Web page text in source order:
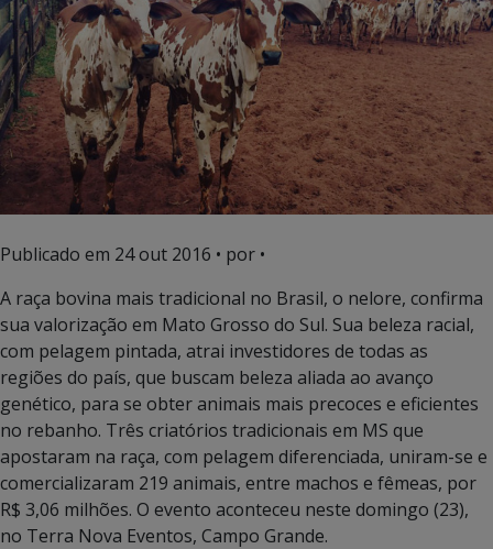
Publicado em 24 out 2016 • por •
A raça bovina mais tradicional no Brasil, o nelore, confirma
sua valorização em Mato Grosso do Sul. Sua beleza racial,
com pelagem pintada, atrai investidores de todas as
regiões do país, que buscam beleza aliada ao avanço
genético, para se obter animais mais precoces e eficientes
no rebanho. Três criatórios tradicionais em MS que
apostaram na raça, com pelagem diferenciada, uniram-se e
comercializaram 219 animais, entre machos e fêmeas, por
R$ 3,06 milhões. O evento aconteceu neste domingo (23),
no Terra Nova Eventos, Campo Grande.